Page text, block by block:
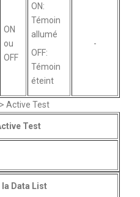
ON
ou
OFF
ON:
Témoin
allumé
OFF:
Témoin
éteint
-
Active Test
Test
Data List